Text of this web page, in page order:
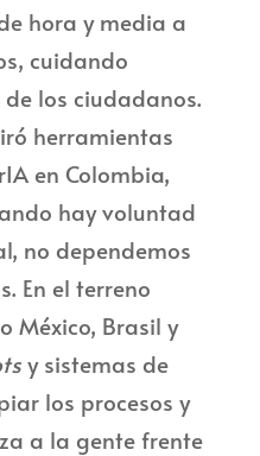
hora y media a
cuidando
los ciudadanos.
herramientas
en Colombia,
hay voluntad
no dependemos
En el terreno
México, Brasil y
y sistemas de
los procesos y
a la gente frente